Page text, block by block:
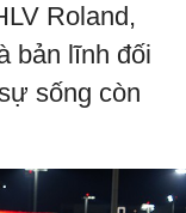
Roland,
bản lĩnh đối
sống còn